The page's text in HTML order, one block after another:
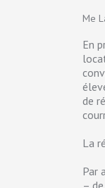
Me
En
de
La
Par
–